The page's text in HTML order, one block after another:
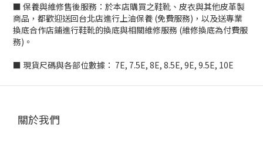
■ 保養與維修售後服務：於本店購買之鞋靴、皮衣與其他皮革製
商品，都歡迎送回台北店進行上油保養 (免費服務)，以及送專業
換底合作店鋪進行鞋靴的換底與相關維修服務 (維修換底為付費服
務)。
■ 現貨尺碼與各部位數據： 7E, 7.5E, 8E, 8.5E, 9E, 9.5E, 10E
關於我們